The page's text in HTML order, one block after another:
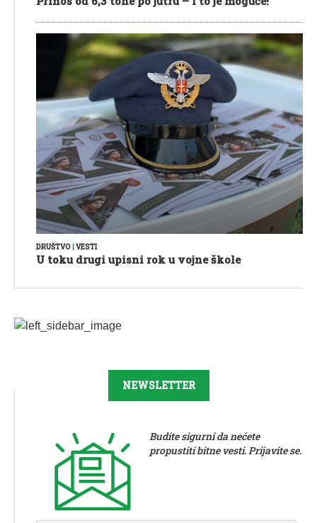
DRUŠTVO|VESTI
U toku drugi upisni rok u vojne škole
NEWSLETTER
Budite sigurni da nećete
propustiti bitne vesti. Prijavite se.